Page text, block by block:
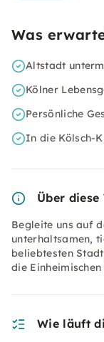
Was
Altstadt
Kölner
Persönliche
In die Kölsch-
Über diese
Begleite uns auf
unterhaltsamen,
beliebtesten
die
Wie läuft